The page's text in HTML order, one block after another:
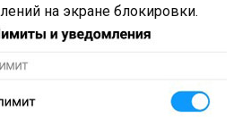
на экране блокировки.